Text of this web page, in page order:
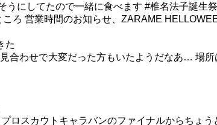
うにしてたので一緒に食べます #椎名法子誕生
ろ 営業時間のお知らせ、ZARAME
た
合わせで大変だった方もいたようだなあ… 場
ロスカウトキャラバンのファイナルからちょう